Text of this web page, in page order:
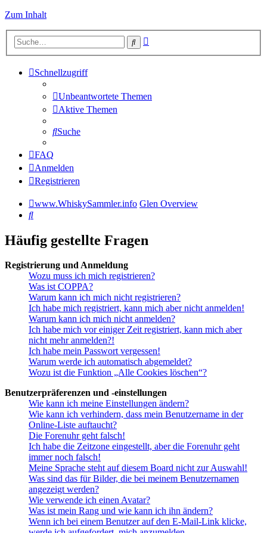
Zum Inhalt
Suche
Schnellzugriff
Unbeantwortete Themen
Aktive Themen
Suche
FAQ
Anmelden
Registrieren
www.WhiskySammler.info Glen Overview
Suche
Häufig gestellte Fragen
Registrierung und Anmeldung
Wozu muss ich mich registrieren?
Was ist COPPA?
Warum kann ich mich nicht registrieren?
Ich habe mich registriert, kann mich aber nicht anmelden!
Warum kann ich mich nicht anmelden?
Ich habe mich vor einiger Zeit registriert, kann mich aber
nicht mehr anmelden?!
Ich habe mein Passwort vergessen!
Warum werde ich automatisch abgemeldet?
Wozu ist die Funktion „Alle Cookies löschen“?
Benutzerpräferenzen und -einstellungen
Wie kann ich meine Einstellungen ändern?
Wie kann ich verhindern, dass mein Benutzername in der
Online-Liste auftaucht?
Die Forenuhr geht falsch!
Ich habe die Zeitzone eingestellt, aber die Forenuhr geht
immer noch falsch!
Meine Sprache steht auf diesem Board nicht zur Auswahl!
Was sind das für Bilder, die bei meinem Benutzernamen
angezeigt werden?
Wie verwende ich einen Avatar?
Was ist mein Rang und wie kann ich ihn ändern?
Wenn ich bei einem Benutzer auf den E-Mail-Link klicke,